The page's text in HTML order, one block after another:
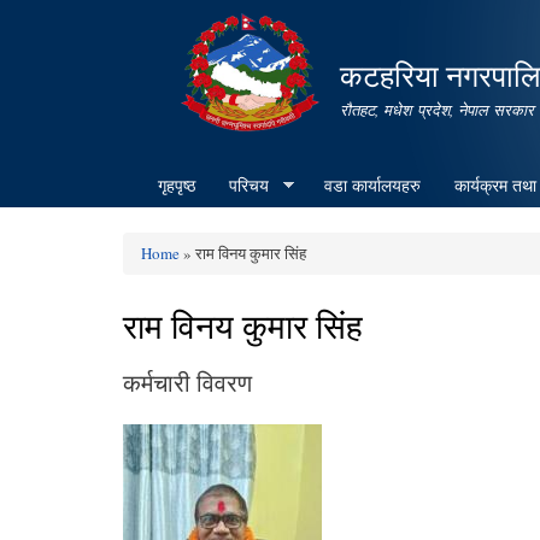
कटहरिया
रौतहट, मधेश प्रदेश, नेपाल सरकार
गृहपृष्ठ परिचय वडा कार्यालयहरु कार्यक्रम तथा
Home» राम विनय कुमार सिंह
राम विनय कुमार सिंह
कर्मचारी विवरण